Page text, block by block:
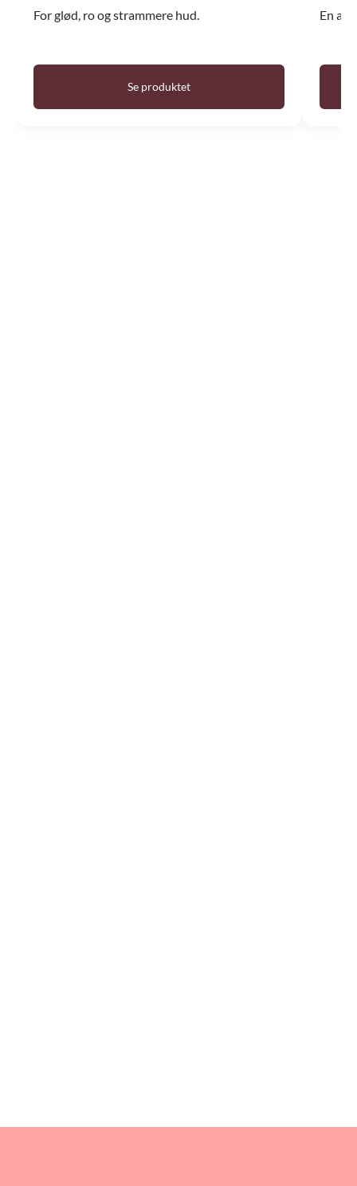
For glød, ro og strammere hud.
Se produktet
En av